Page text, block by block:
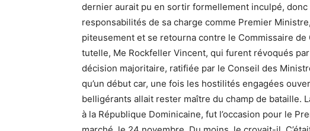
dernier aurait pu en sortir formellement inculpé,
responsabilités de sa charge comme Premier
piteusement et se retourna contre le Commissaire
tutelle, Me Rockfeller Vincent, qui furent révoqués
décision majoritaire, ratifiée par le Conseil des
qu’un début car, une fois les hostilités engagées
belligérants allait rester maître du champ de bataille.
à la République Dominicaine, fut l’occasion pour le